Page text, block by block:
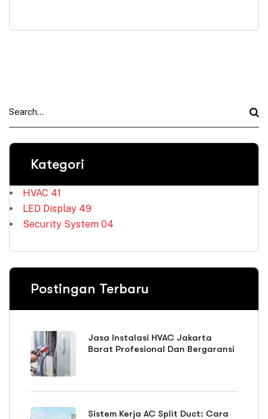
Kategori
HVAC 41
LED Display 49
Security System 04
Postingan Terbaru
Jasa Instalasi HVAC Jakarta
Barat Profesional Dan Bergaransi
Sistem Kerja AC Split Duct: Cara